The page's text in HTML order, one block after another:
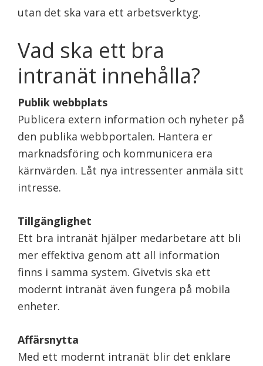
utan det ska vara ett arbetsverktyg.
Vad ska ett bra
intranät innehålla?
Publik webbplats
Publicera extern information och nyheter på
den publika webbportalen. Hantera er
marknadsföring och kommunicera era
kärnvärden. Låt nya intressenter anmäla sitt
intresse.
Tillgänglighet
Ett bra intranät hjälper medarbetare att bli
mer effektiva genom att all information
finns i samma system. Givetvis ska ett
modernt intranät även fungera på mobila
enheter.
Affärsnytta
Med ett modernt intranät blir det enklare